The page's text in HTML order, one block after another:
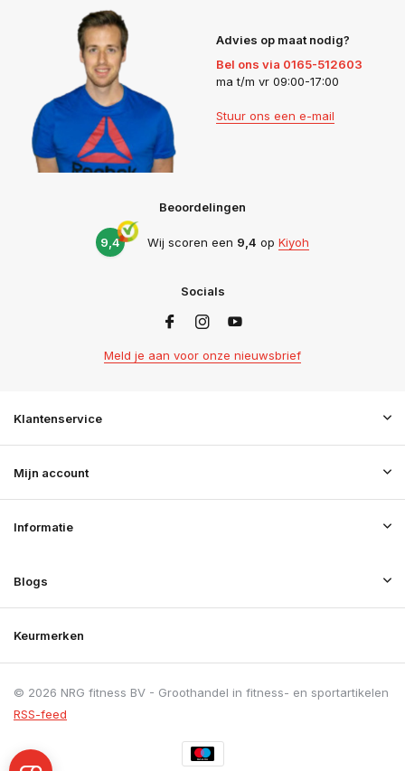
Advies op maat nodig?
Bel ons via 0165-512603
ma t/m vr 09:00-17:00
Stuur ons een e-mail
Beoordelingen
9,4 Wij scoren een 9,4 op Kiyoh
Socials
Meld je aan voor onze nieuwsbrief
Klantenservice
Mijn account
Informatie
Blogs
Keurmerken
© 2026 NRG fitness BV - Groothandel in fitness- en sportartikelen
RSS-feed